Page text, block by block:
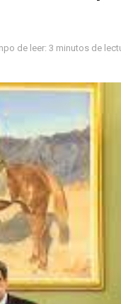
de leer: 3 minutos de